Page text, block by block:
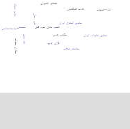
سبحانی حدیث‌شناسی
نقد متن
علم رجال
عنصر مادی جرم قتل
سلب حیات
حقوق کیفری ایران
مکاتب غربی
قرآن کریم
تفسیر المیزان
علامه طباطبایی
مقامات عرفانی منازل سلوک
حقوق خانواده ایران
امام¬خمینی